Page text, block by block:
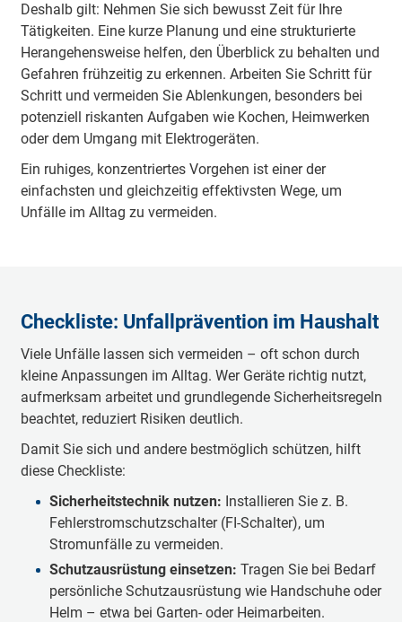
Deshalb gilt: Nehmen Sie sich bewusst Zeit für Ihre
Tätigkeiten. Eine kurze Planung und eine strukturierte
Herangehensweise helfen, den Überblick zu behalten und
Gefahren frühzeitig zu erkennen. Arbeiten Sie Schritt für
Schritt und vermeiden Sie Ablenkungen, besonders bei
potenziell riskanten Aufgaben wie Kochen, Heimwerken
oder dem Umgang mit Elektrogeräten.
Ein ruhiges, konzentriertes Vorgehen ist einer der
einfachsten und gleichzeitig effektivsten Wege, um
Unfälle im Alltag zu vermeiden.
Checkliste: Unfallprävention im Haushalt
Viele Unfälle lassen sich vermeiden – oft schon durch
kleine Anpassungen im Alltag. Wer Geräte richtig nutzt,
aufmerksam arbeitet und grundlegende Sicherheitsregeln
beachtet, reduziert Risiken deutlich.
Damit Sie sich und andere bestmöglich schützen, hilft
diese Checkliste:
Sicherheitstechnik nutzen: Installieren Sie z. B.
Fehlerstromschutzschalter (FI-Schalter), um
Stromunfälle zu vermeiden.
Schutzausrüstung einsetzen: Tragen Sie bei Bedarf
persönliche Schutzausrüstung wie Handschuhe oder
Helm – etwa bei Garten- oder Heimarbeiten.